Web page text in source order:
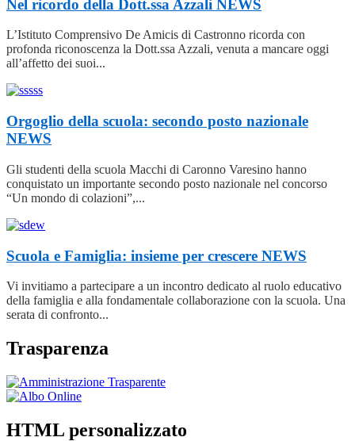
Nel ricordo della Dott.ssa Azzali NEWS
L’Istituto Comprensivo De Amicis di Castronno ricorda con
profonda riconoscenza la Dott.ssa Azzali, venuta a mancare oggi
all’affetto dei suoi...
Orgoglio della scuola: secondo posto nazionale
NEWS
Gli studenti della scuola Macchi di Caronno Varesino hanno
conquistato un importante secondo posto nazionale nel concorso
“Un mondo di colazioni”,...
Scuola e Famiglia: insieme per crescere NEWS
Vi invitiamo a partecipare a un incontro dedicato al ruolo educativo
della famiglia e alla fondamentale collaborazione con la scuola. Una
serata di confronto...
Trasparenza
HTML personalizzato